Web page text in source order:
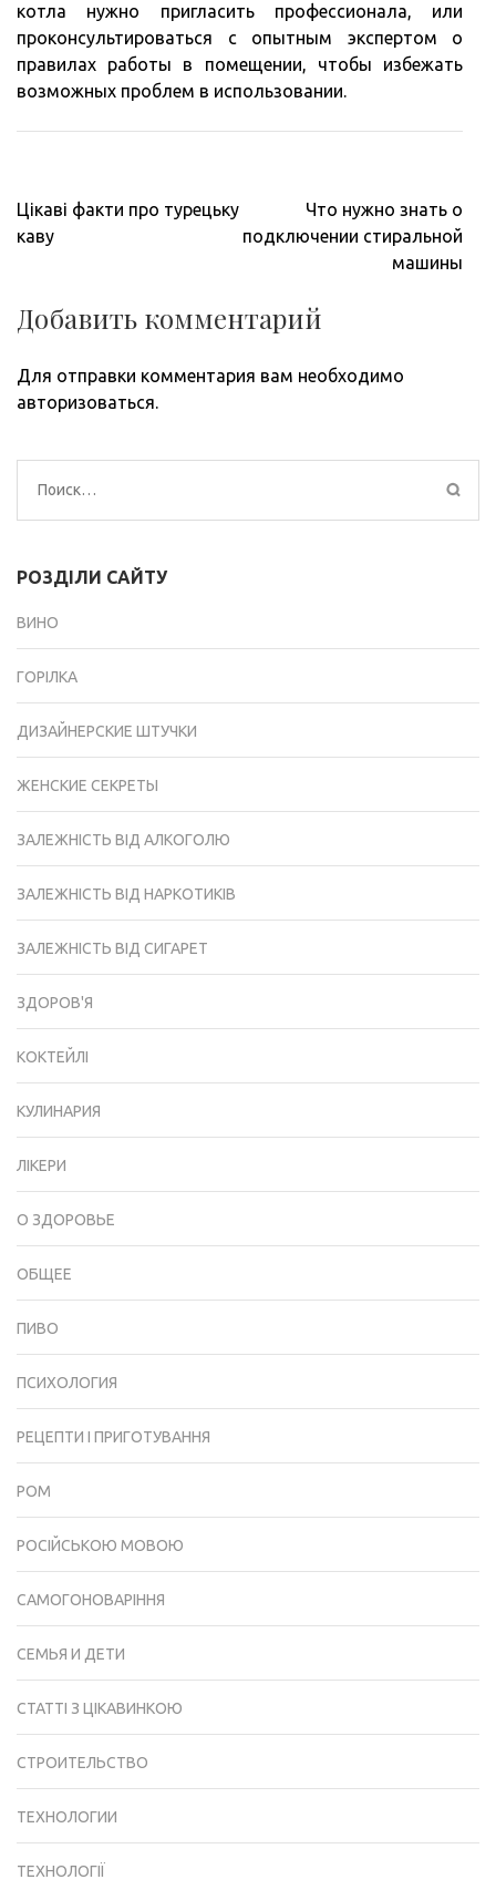
котла нужно пригласить профессионала, или
проконсультироваться с опытным экспертом о
правилах работы в помещении, чтобы избежать
возможных проблем в использовании.
Навигация
по
Цікаві факти про турецьку
каву
Что нужно знать о
подключении стиральной
машины
Добавить комментарий
Для отправки комментария вам необходимо
авторизоваться.
Найти:
РОЗДІЛИ САЙТУ
ВИНО
ГОРІЛКА
ДИЗАЙНЕРСКИЕ ШТУЧКИ
ЖЕНСКИЕ СЕКРЕТЫ
ЗАЛЕЖНІСТЬ ВІД АЛКОГОЛЮ
ЗАЛЕЖНІСТЬ ВІД НАРКОТИКІВ
ЗАЛЕЖНІСТЬ ВІД СИГАРЕТ
ЗДОРОВ'Я
КОКТЕЙЛІ
КУЛИНАРИЯ
ЛІКЕРИ
О ЗДОРОВЬЕ
ОБЩЕЕ
ПИВО
ПСИХОЛОГИЯ
РЕЦЕПТИ І ПРИГОТУВАННЯ
РОМ
РОСІЙСЬКОЮ МОВОЮ
САМОГОНОВАРІННЯ
СЕМЬЯ И ДЕТИ
СТАТТІ З ЦІКАВИНКОЮ
СТРОИТЕЛЬСТВО
ТЕХНОЛОГИИ
ТЕХНОЛОГІЇ